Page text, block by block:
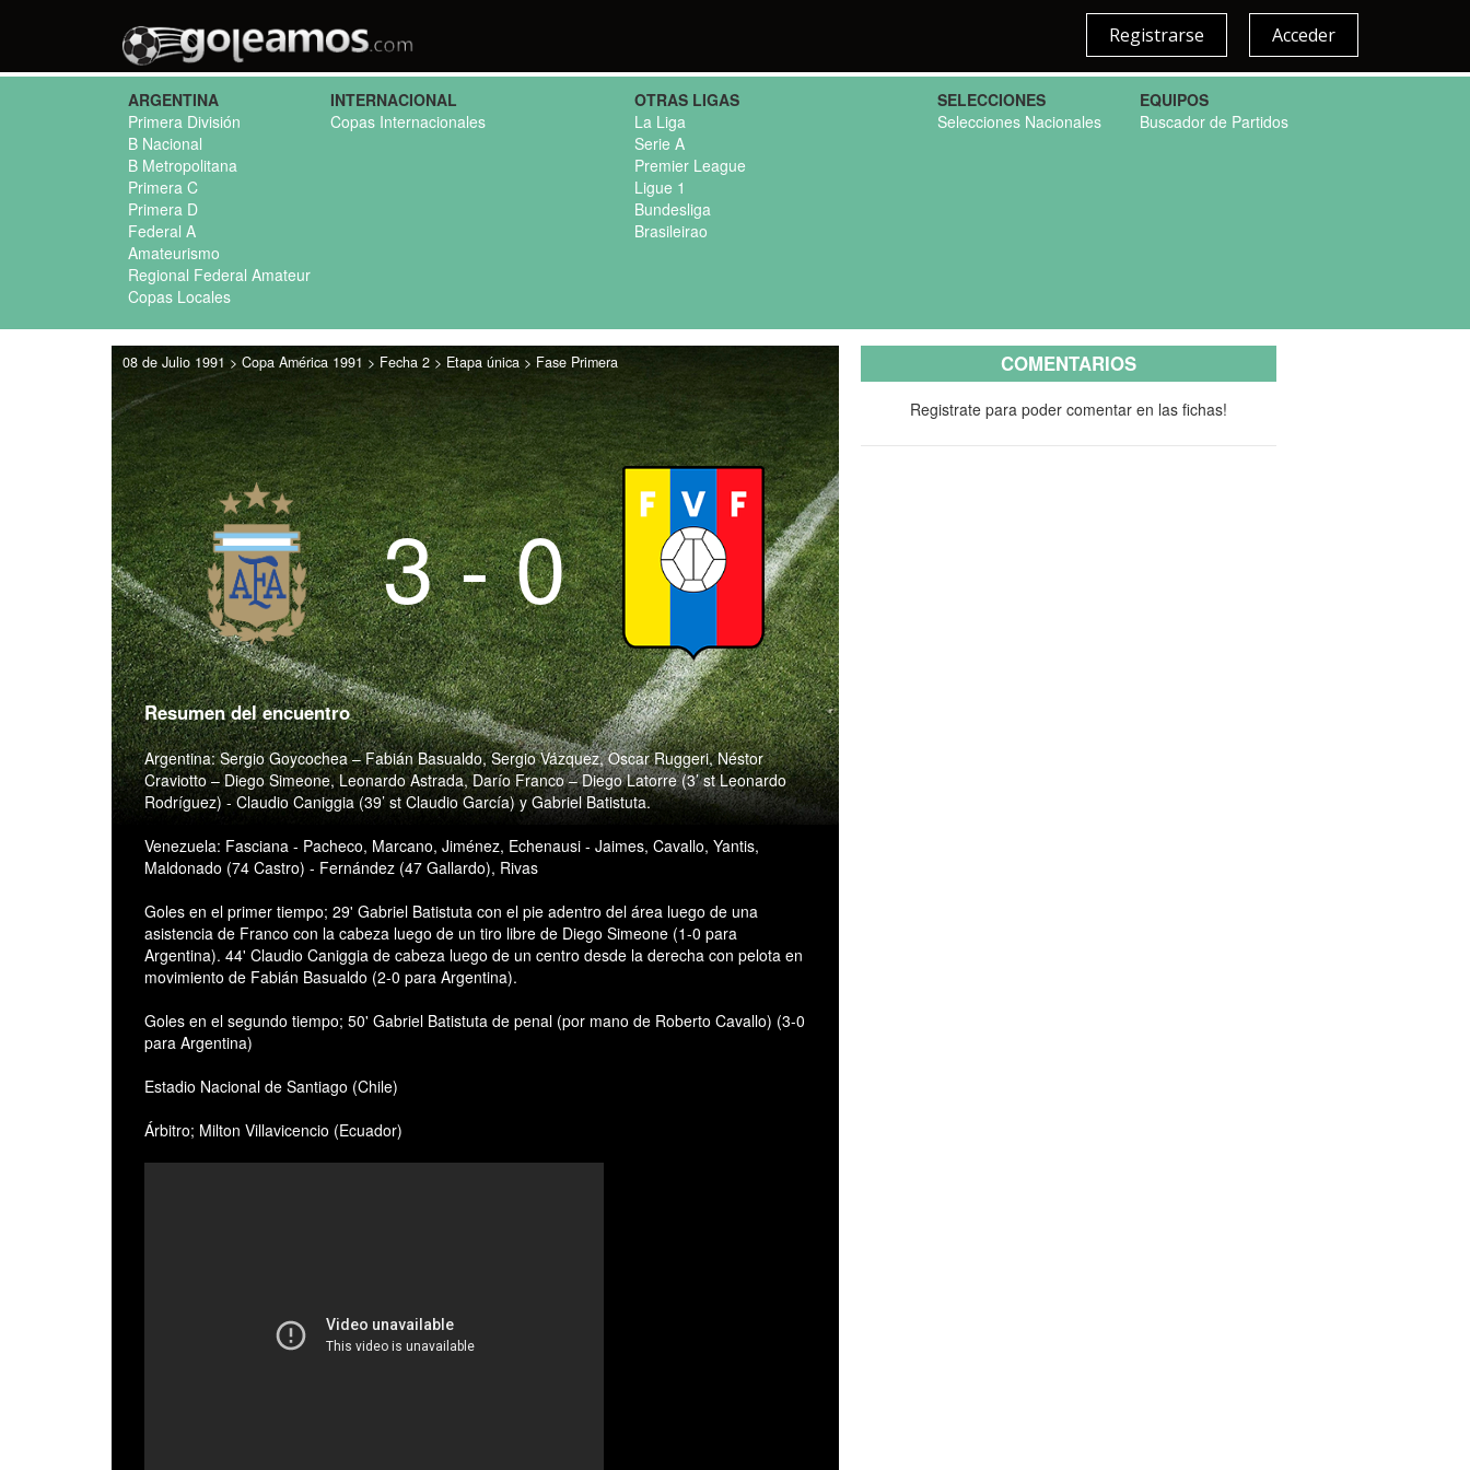
Acceder
Registrarse
ARGENTINA
Primera División
B Nacional
B Metropolitana
Primera C
Primera D
Federal A
Amateurismo
Regional Federal Amateur
Copas Locales
INTERNACIONAL
Copas Internacionales
OTRAS LIGAS
La Liga
Serie A
Premier League
Ligue 1
Bundesliga
Brasileirao
SELECCIONES
Selecciones Nacionales
EQUIPOS
Buscador de Partidos
08 de Julio 1991 > Copa América 1991 > Fecha 2 > Etapa única > Fase Primera
3 - 0
Resumen del encuentro
Argentina: Sergio Goycochea – Fabián Basualdo, Sergio Vázquez, Oscar Ruggeri, Néstor
Craviotto – Diego Simeone, Leonardo Astrada, Darío Franco – Diego Latorre (3’ st Leonardo
Rodríguez) - Claudio Caniggia (39’ st Claudio García) y Gabriel Batistuta.
Venezuela: Fasciana - Pacheco, Marcano, Jiménez, Echenausi - Jaimes, Cavallo, Yantis,
Maldonado (74 Castro) - Fernández (47 Gallardo), Rivas
Goles en el primer tiempo; 29' Gabriel Batistuta con el pie adentro del área luego de una
asistencia de Franco con la cabeza luego de un tiro libre de Diego Simeone (1-0 para
Argentina). 44' Claudio Caniggia de cabeza luego de un centro desde la derecha con pelota en
movimiento de Fabián Basualdo (2-0 para Argentina).
Goles en el segundo tiempo; 50' Gabriel Batistuta de penal (por mano de Roberto Cavallo) (3-0
para Argentina)
Estadio Nacional de Santiago (Chile)
Árbitro; Milton Villavicencio (Ecuador)
COMENTARIOS
Registrate para poder comentar en las fichas!